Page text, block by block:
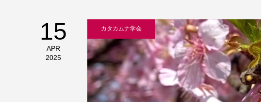
15
APR
2025
カタカムナ学会